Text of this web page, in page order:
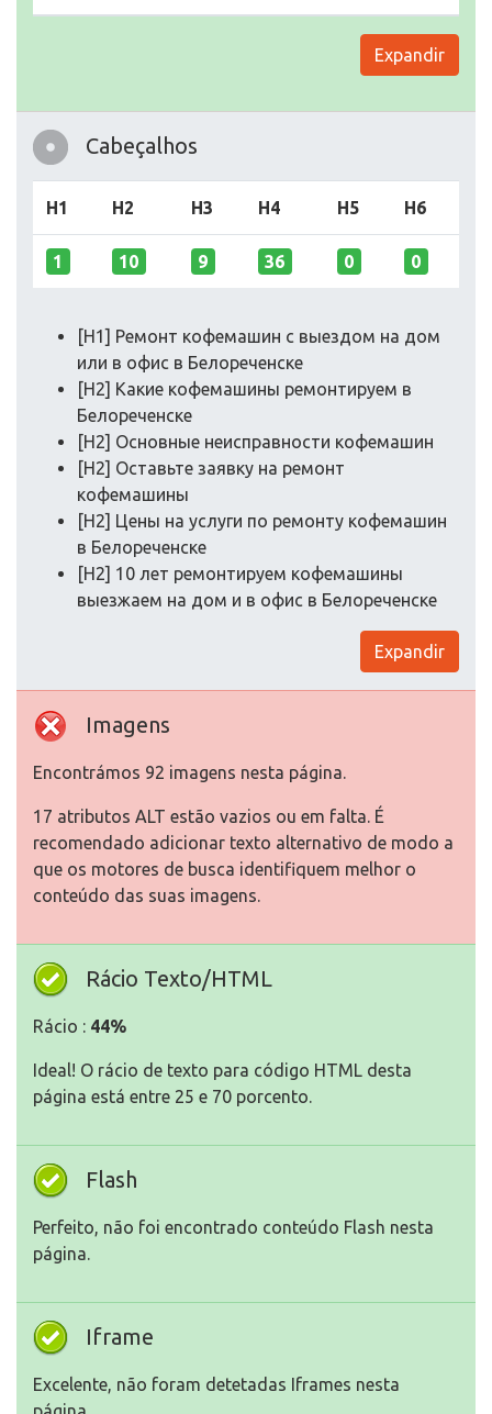
Expandir
Cabeçalhos
H1 H2 H3 H4 H5 H6
1 10 9 36 0 0
[H1] Ремонт кофемашин с выездом на дом
или в офис в Белореченске
[H2] Какие кофемашины ремонтируем в
Белореченске
[H2] Основные неисправности кофемашин
[H2] Оставьте заявку на ремонт
кофемашины
[H2] Цены на услуги по ремонту кофемашин
в Белореченске
[H2] 10 лет ремонтируем кофемашины
выезжаем на дом и в офис в Белореченске
Expandir
Imagens
Encontrámos 92 imagens nesta página.
17 atributos ALT estão vazios ou em falta. É
recomendado adicionar texto alternativo de modo a
que os motores de busca identifiquem melhor o
conteúdo das suas imagens.
Rácio Texto/HTML
Rácio : 44%
Ideal! O rácio de texto para código HTML desta
página está entre 25 e 70 porcento.
Flash
Perfeito, não foi encontrado conteúdo Flash nesta
página.
Iframe
Excelente, não foram detetadas Iframes nesta